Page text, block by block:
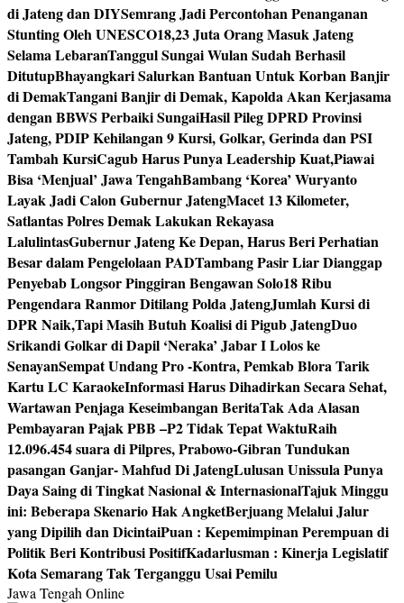
di Jateng dan DIYSemrang Jadi Percontohan Penanganan
Stunting Oleh UNESCO18,23 Juta Orang Masuk Jateng
Selama LebaranTanggul Sungai Wulan Sudah Berhasil
DitutupBhayangkari Salurkan Bantuan Untuk Korban Banjir
di DemakTangani Banjir di Demak, Kapolda Akan Kerjasama
dengan BBWS Perbaiki SungaiHasil Pileg DPRD Provinsi
Jateng, PDIP Kehilangan 9 Kursi, Golkar, Gerinda dan PSI
Tambah KursiCagub Harus Punya Leadership Kuat,Piawai
Bisa ‘Menjual’ Jawa TengahBambang ‘Korea’ Wuryanto
Layak Jadi Calon Gubernur JatengMacet 13 Kilometer,
Satlantas Polres Demak Lakukan Rekayasa
LalulintasGubernur Jateng Ke Depan, Harus Beri Perhatian
Besar dalam Pengelolaan PADTambang Pasir Liar Dianggap
Penyebab Longsor Pinggiran Bengawan Solo18 Ribu
Pengendara Ranmor Ditilang Polda JatengJumlah Kursi di
DPR Naik,Tapi Masih Butuh Koalisi di Pigub JatengDuo
Srikandi Golkar di Dapil ‘Neraka’ Jabar I Lolos ke
SenayanSempat Undang Pro -Kontra, Pemkab Blora Tarik
Kartu LC KaraokeInformasi Harus Dihadirkan Secara Sehat,
Wartawan Penjaga Keseimbangan BeritaTak Ada Alasan
Pembayaran Pajak PBB –P2 Tidak Tepat WaktuRaih
12.096.454 suara di Pilpres, Prabowo-Gibran Tundukan
pasangan Ganjar- Mahfud Di JatengLulusan Unissula Punya
Daya Saing di Tingkat Nasional & InternasionalTajuk Minggu
ini: Beberapa Skenario Hak AngketBerjuang Melalui Jalur
yang Dipilih dan DicintaiPuan : Kepemimpinan Perempuan di
Politik Beri Kontribusi PositifKadarlusman : Kinerja Legislatif
Kota Semarang Tak Terganggu Usai Pemilu
Jawa Tengah Online